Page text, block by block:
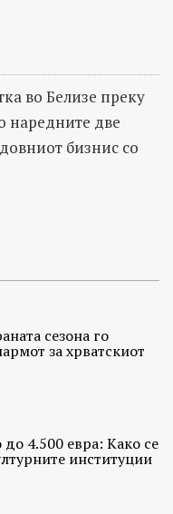
во Белизе преку
наредните две
бизнис со
сезона го
за хрватскиот
4.500 евра: Како се
институции